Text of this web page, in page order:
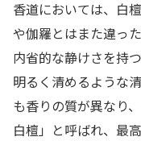
香道においては、白
や伽羅とはまた違っ
内省的な静けさを持
明るく清めるような
も香りの質が異なり
白檀」と呼ばれ、最